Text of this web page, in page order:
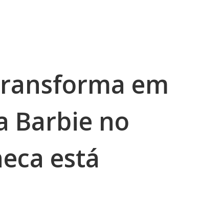
em
Barbie no
está